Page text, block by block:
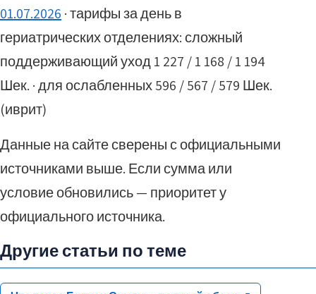
01.07.2026 · тарифы за день в
гериатрических отделениях: сложный
поддерживающий уход 1 227 / 1 168 / 1 194
Шек. · для ослабленных 596 / 567 / 579 Шек.
(иврит)
Данные на сайте сверены с официальными
источниками выше. Если сумма или
условие обновились — приоритет у
официального источника.
Другие статьи по теме